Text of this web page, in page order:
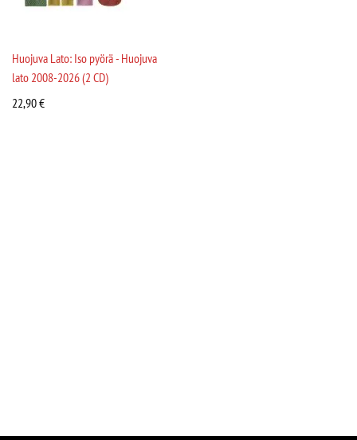
Huojuva Lato: Iso pyörä - Huojuva
lato 2008-2026 (2 CD)
22,90€